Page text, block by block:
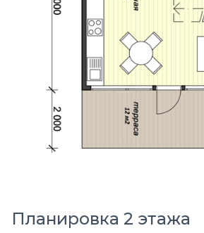
Планировка 2 этажа